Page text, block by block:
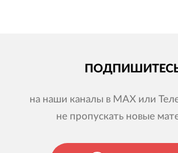
на наши каналы в MAX или
не пропускать новые